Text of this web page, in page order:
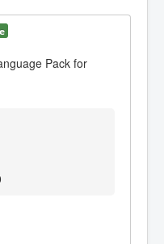
Pack for